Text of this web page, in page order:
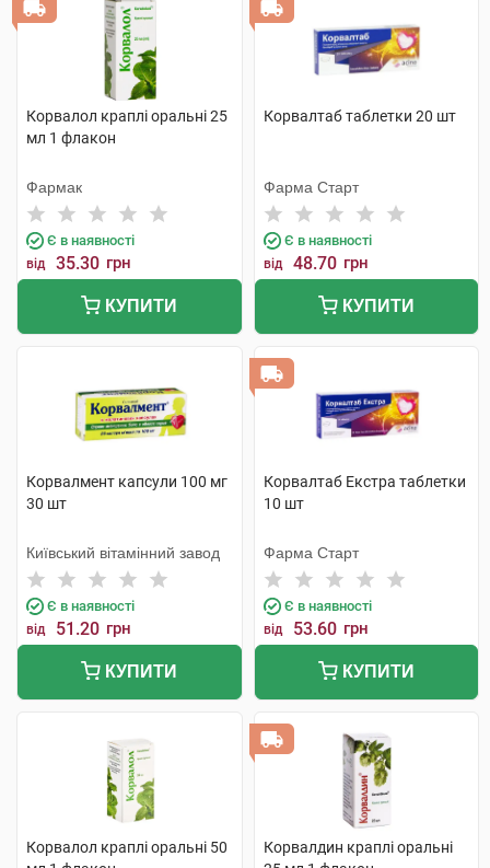
Корвалол краплі оральні 25
мл 1 флакон
Фармак
Є в наявності
від 35.30 грн
КУПИТИ
Корвалтаб таблетки 20 шт
Фарма Старт
Є в наявності
від 48.70 грн
КУПИТИ
Корвалмент капсули 100 мг
30 шт
Київський вітамінний завод
Є в наявності
від 51.20 грн
КУПИТИ
Корвалтаб Екстра таблетки
10 шт
Фарма Старт
Є в наявності
від 53.60 грн
КУПИТИ
Корвалол краплі оральні 50
Корвалдин краплі оральні